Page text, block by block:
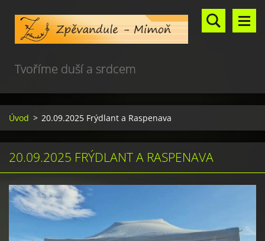
Tvoříme duší a srdcem
Úvod > 20.09.2025 Frýdlant a Raspenava
20.09.2025 FRÝDLANT A RASPENAVA